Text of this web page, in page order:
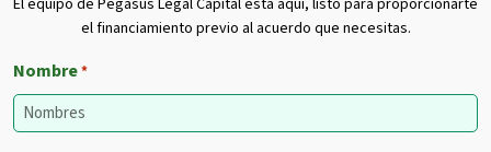
El equipo de Pegasus Legal Capital está aquí, listo para proporcionarte
el financiamiento previo al acuerdo que necesitas.
Nombre*